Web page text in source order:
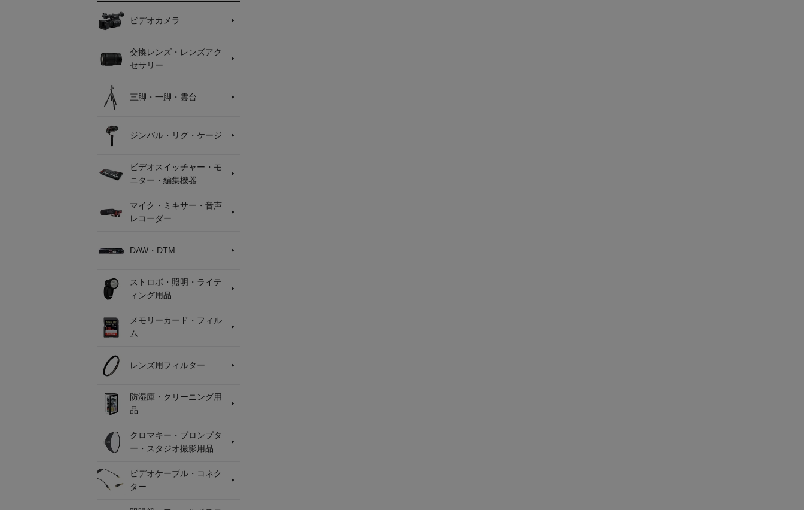
ビデオカメラ
交換レンズ・レンズアク
セサリー
三脚・一脚・雲台
ジンバル・リグ・ケージ
ビデオスイッチャー・モ
ニター・編集機器
マイク・ミキサー・音声
レコーダー
DAW・DTM
ストロボ・照明・ライテ
ィング用品
メモリーカード・フィル
ム
レンズ用フィルター
防湿庫・クリーニング用
品
クロマキー・プロンプタ
ー・スタジオ撮影用品
ビデオケーブル・コネク
ター